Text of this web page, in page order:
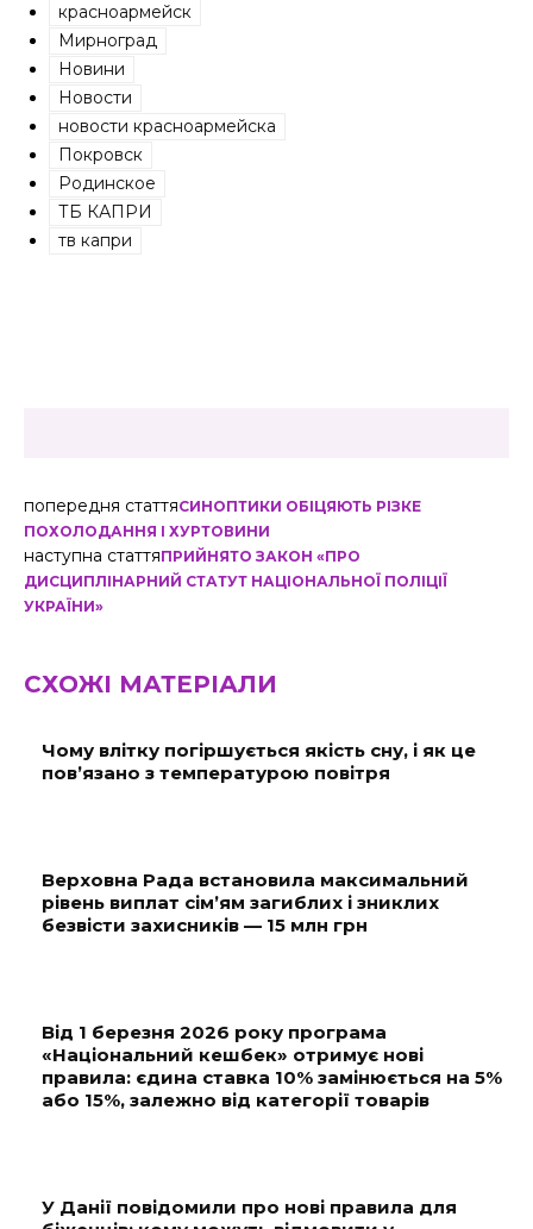
красноармейск
Мирноград
Новини
Новости
новости красноармейска
Покровск
Родинское
ТБ КАПРИ
тв капри
попередня статтяСИНОПТИКИ ОБІЦЯЮТЬ РІЗКЕ
ПОХОЛОДАННЯ І ХУРТОВИНИ
наступна статтяПРИЙНЯТО ЗАКОН «ПРО
ДИСЦИПЛІНАРНИЙ СТАТУТ НАЦІОНАЛЬНОЇ ПОЛІЦІЇ
УКРАЇНИ»
СХОЖІ МАТЕРІАЛИ
Чому влітку погіршується якість сну, і як це
пов’язано з температурою повітря
Верховна Рада встановила максимальний
рівень виплат сім’ям загиблих і зниклих
безвісти захисників — 15 млн грн
Від 1 березня 2026 року програма
«Національний кешбек» отримує нові
правила: єдина ставка 10% замінюється на 5%
або 15%, залежно від категорії товарів
У Данії повідомили про нові правила для